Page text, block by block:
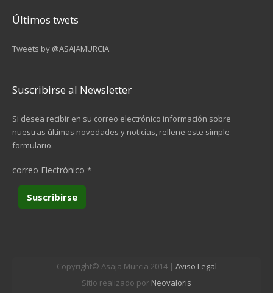
Últimos twets
Tweets by @ASAJAMURCIA
Suscribirse al Newsletter
Si desea recibir en su correo electrónico información sobre
nuestras últimas novedades y noticias, rellene este simple
formulario.
correo Electrónico *
Copyright© Asaja Murcia 2014 | Aviso Legal
Sitio realizado por Neovaloris